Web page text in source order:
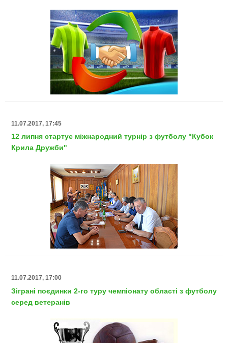
11.07.2017, 17:45
12 липня стартує міжнародний турнір з футболу "Кубок
Крила Дружби"
11.07.2017, 17:00
Зіграні поєдинки 2-го туру чемпіонату області з футболу
серед ветеранів